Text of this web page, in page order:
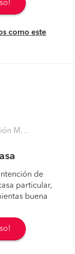
como este
Santiago)
de
particular,
buena